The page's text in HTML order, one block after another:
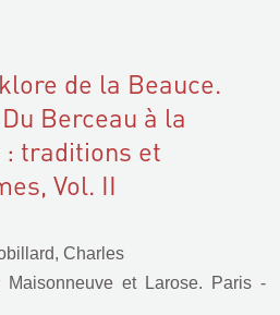
de la Beauce.
Berceau à la
: traditions et
Vol. II
Charles
Maisonneuve et Larose. Paris -